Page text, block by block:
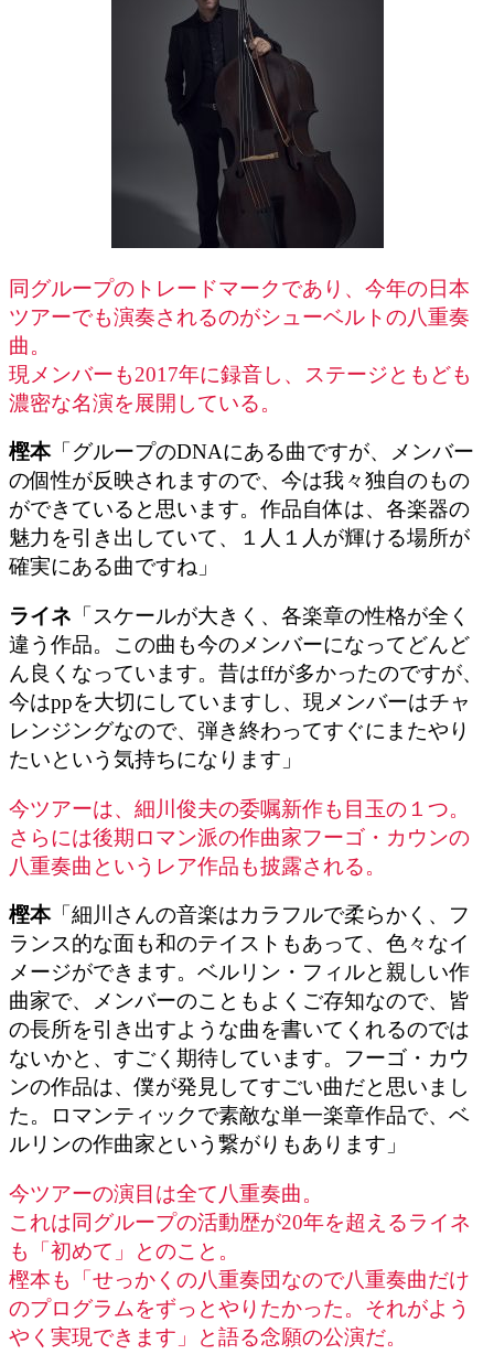
同グループのトレードマークであり、今年の日本
ツアーでも演奏されるのがシューベルトの八重奏
曲。
現メンバーも2017年に録音し、ステージともども
濃密な名演を展開している。
樫本「グループのDNAにある曲ですが、メンバー
の個性が反映されますので、今は我々独自のもの
ができていると思います。作品自体は、各楽器の
魅力を引き出していて、１人１人が輝ける場所が
確実にある曲ですね」
ライネ 「スケールが大きく、各楽章の性格が全く
違う作品。この曲も今のメンバーになってどんど
ん良くなっています。昔はffが多かったのですが、
今はppを大切にしていますし、現メンバーはチャ
レンジングなので、弾き終わってすぐにまたやり
たいという気持ちになります」
今ツアーは、細川俊夫の委嘱新作も目玉の１つ。
さらには後期ロマン派の作曲家フーゴ・カウンの
八重奏曲というレア作品も披露される。
樫本「細川さんの音楽はカラフルで柔らかく、フ
ランス的な面も和のテイストもあって、色々なイ
メージができます。ベルリン・フィルと親しい作
曲家で、メンバーのこともよくご存知なので、皆
の長所を引き出すような曲を書いてくれるのでは
ないかと、すごく期待しています。フーゴ・カウ
ンの作品は、僕が発見してすごい曲だと思いまし
た。ロマンティックで素敵な単一楽章作品で、ベ
ルリンの作曲家という繋がりもあります」
今ツアーの演目は全て八重奏曲。
これは同グループの活動歴が20年を超えるライネ
も「初めて」とのこと。
樫本も「せっかくの八重奏団なので八重奏曲だけ
のプログラムをずっとやりたかった。それがよう
やく実現できます」と語る念願の公演だ。